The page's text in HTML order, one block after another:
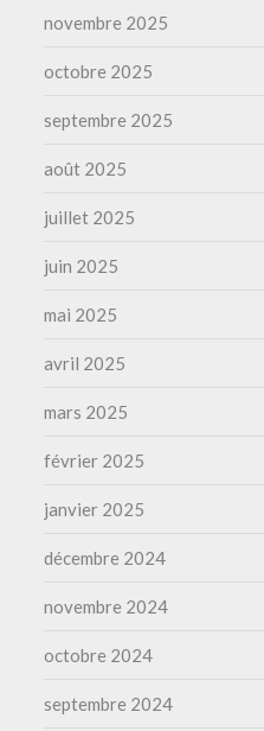
novembre 2025
octobre 2025
septembre 2025
août 2025
juillet 2025
juin 2025
mai 2025
avril 2025
mars 2025
février 2025
janvier 2025
décembre 2024
novembre 2024
octobre 2024
septembre 2024